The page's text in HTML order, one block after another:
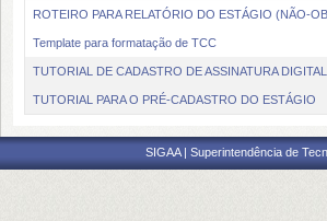
ROTEIRO PARA RELATÓRIO DO ESTÁGIO (NÃO-
Template para formatação de TCC
TUTORIAL DE CADASTRO DE ASSINATURA
TUTORIAL PARA O PRÉ-CADASTRO DO ESTÁGIO
SIGAA | Superintendência de